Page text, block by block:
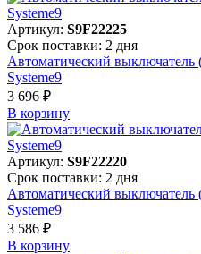
Артикул: S9F22225
Срок поставки: 2 дня
Автоматический
Systeme9
3 696 ₽
В корзинy
Артикул: S9F22220
Срок поставки: 2 дня
Автоматический
Systeme9
3 586 ₽
В корзинy